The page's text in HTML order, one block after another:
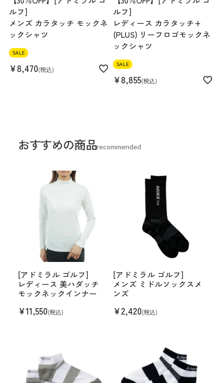
ルフ]
メンズ カラタッチ モックネ
ックシャツ
SALE
¥8,470 税込
ルフ]
レディース カラタッチ+
(PLUS) リーフロゴモックネ
ックシャツ
SALE
¥8,855 税込
おすすめの商品recommended
[アドミラル ゴルフ]
レディース 美ハダッチ
モックネックインナー
¥11,550(税込)
[アドミラル ゴルフ]
メンズ ミドルソックスメ
ンズ
¥2,420(税込)